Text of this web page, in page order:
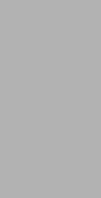
image